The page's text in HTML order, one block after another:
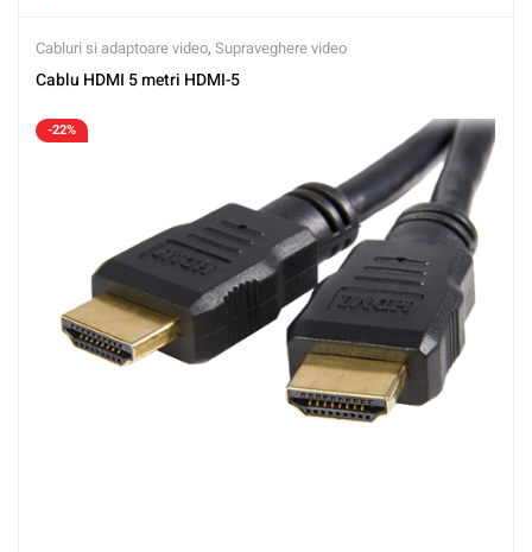
Cabluri si adaptoare video, Supraveghere video
Cablu HDMI 5 metri HDMI-5
-22%